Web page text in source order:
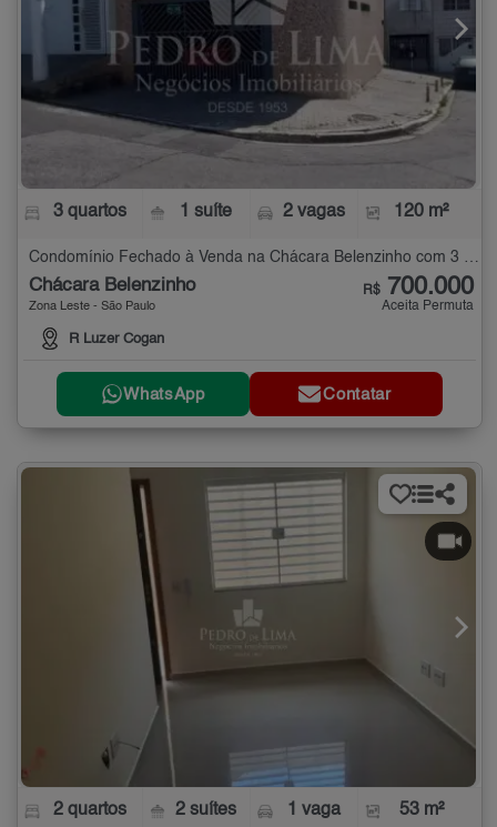
3 quartos 1 suíte 2 vagas 120 m²
Condomínio Fechado à Venda na Chácara Belenzinho com 3 quartos - 120 m²
Chácara Belenzinho
Zona Leste - São Paulo
R Luzer Cogan
R$ 700.000
Aceita Permuta
WhatsApp Contatar
2 quartos 2 suítes 1 vaga 53 m²